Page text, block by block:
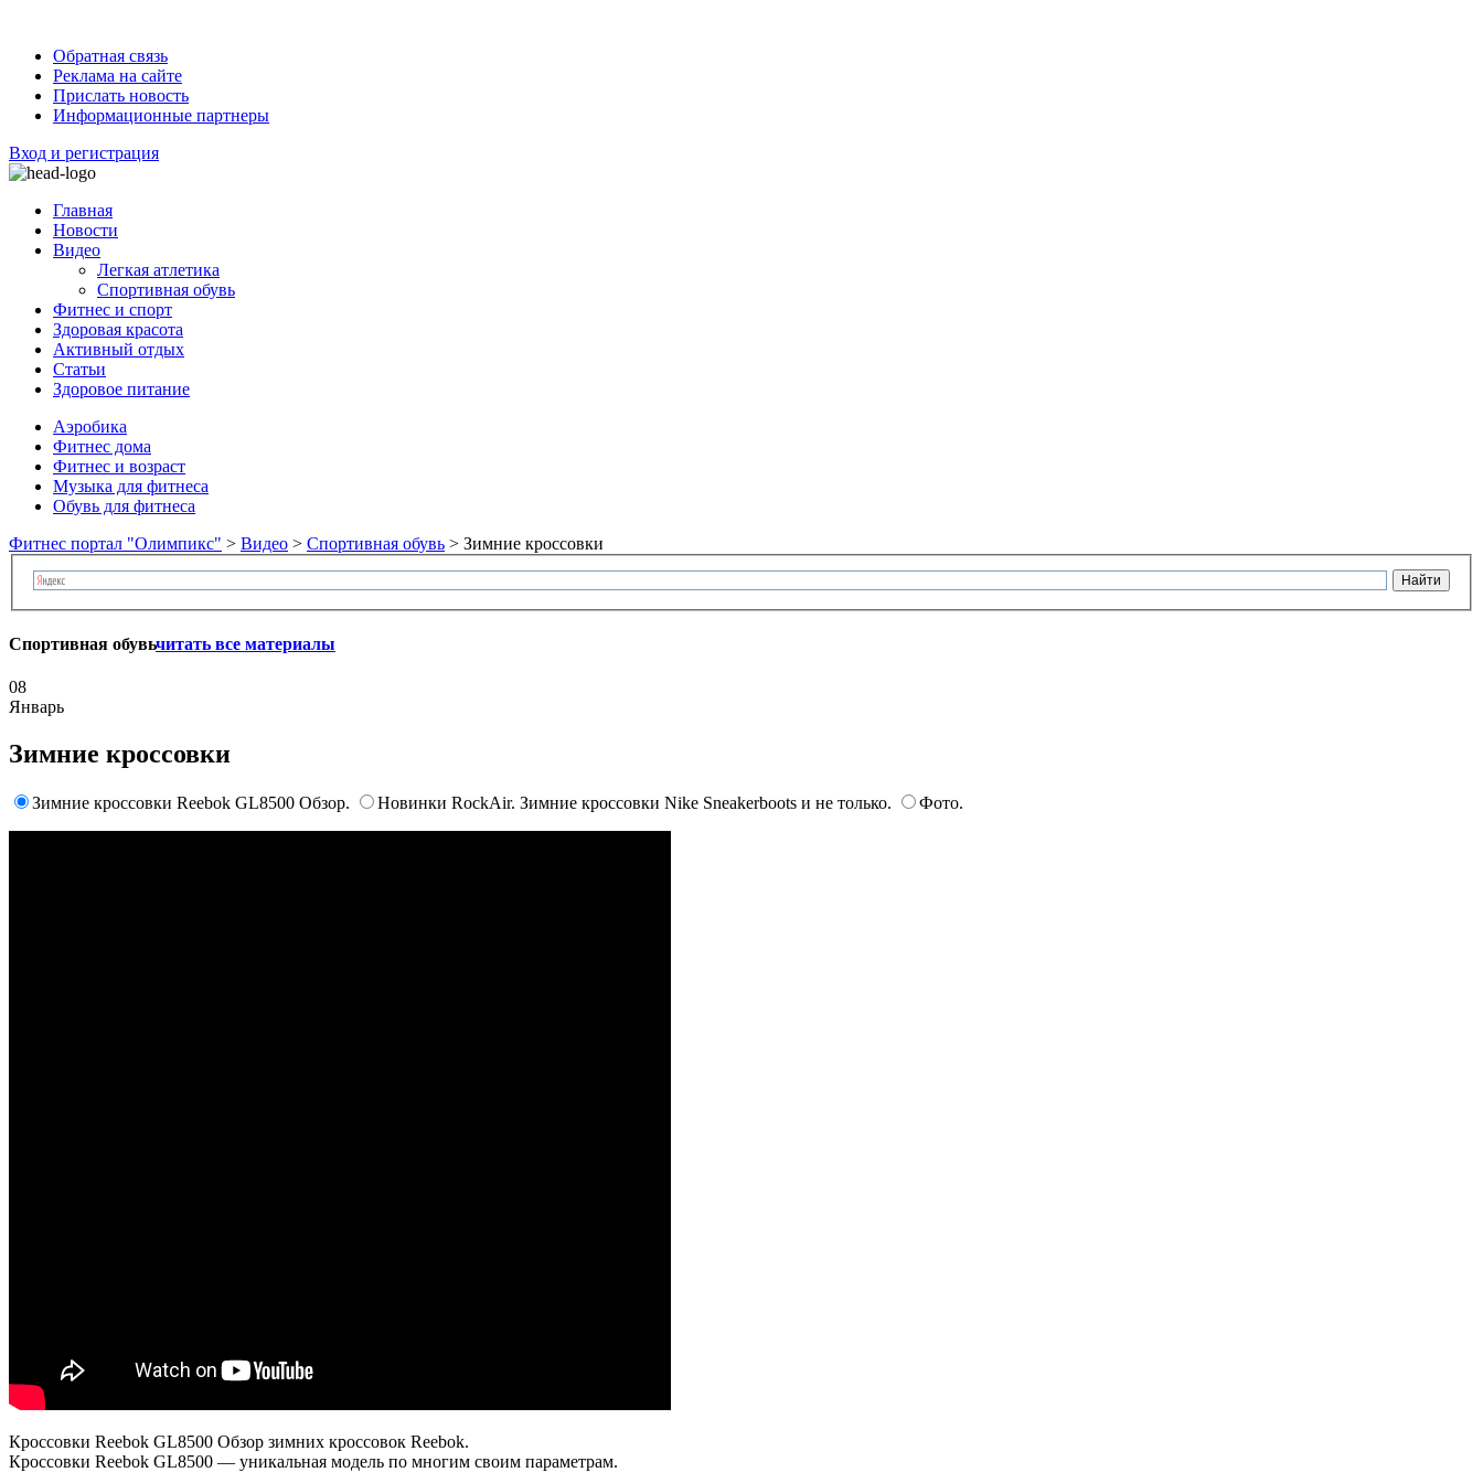
Обратная связь
Реклама на сайте
Прислать новость
Информационные партнеры
Вход и регистрация
Главная
Новости
Видео
Легкая атлетика
Спортивная обувь
Фитнес и спорт
Здоровая красота
Активный отдых
Статьи
Здоровое питание
Аэробика
Фитнес дома
Фитнес и возраст
Музыка для фитнеса
Обувь для фитнеса
Фитнес портал "Олимпикс" > Видео > Спортивная обувь > Зимние кроссовки
Спортивная обувьчитать все материалы
08
Январь
Зимние кроссовки
Зимние кроссовки Reebok GL8500 Обзор. Новинки RockAir. Зимние кроссовки Nike Sneakerboots и не только. Фото.
Кроссовки Reebok GL8500 Обзор зимних кроссовок Reebok.
Кроссовки Reebok GL8500 — уникальная модель по многим своим параметрам.